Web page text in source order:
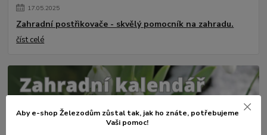
17.05.2025
Zahradní postřikovače - skvělý pomocník na zahradu.
číst celé
Aby e-shop Železodům zůstal tak, jak ho znáte, potřebujeme
Vaši pomoc!